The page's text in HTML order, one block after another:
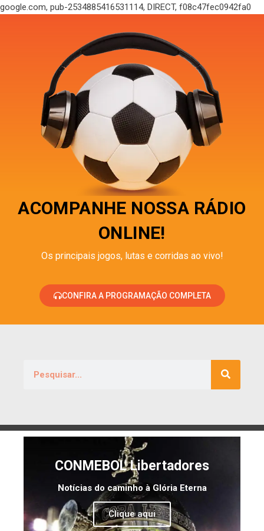
google.com, pub-2534885416531114, DIRECT, f08c47fec0942fa0
ACOMPANHE NOSSA RÁDIO
ONLINE!
Os principais jogos, lutas e corridas ao vivo!
CONFIRA A PROGRAMAÇÃO COMPLETA
CONMEBOL Libertadores
Notícias do caminho à Glória Eterna
Clique aqui